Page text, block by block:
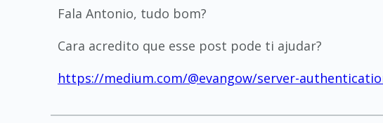
Fala Antonio, tudo bom?
Cara acredito que esse post pode ti ajudar?
https://medium.com/@evangow/server-